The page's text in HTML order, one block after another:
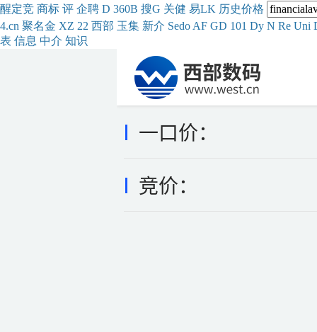
醒定竞 商标 评 企聘 D 360B 搜G 关健 易LK 历史价格
4.cn 聚名金 XZ 22 西部 玉集 新介 Sedo AF GD 101 Dy N Re Uni
表 信息 中介 知识